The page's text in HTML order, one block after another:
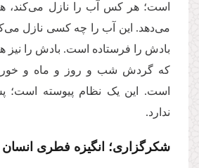
است؛ هر کس آب را نازل می‌کند،
می‌دهد. این آب را چه کسی نازل
بادش را فرستاده است. بادش را
که گردش شب و روز و ماه و
است. این یک نظام پیوسته است؛
ندارد.
شکرگزاری؛ انگیزه فطری انسان